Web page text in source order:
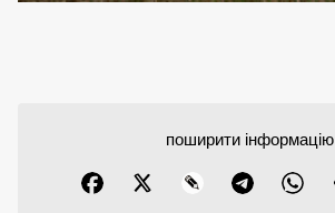
поширити інформацію